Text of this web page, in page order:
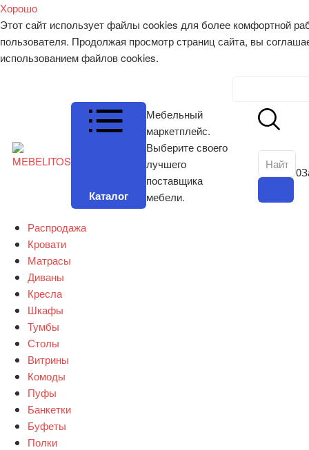
Хорошо
Этот сайт использует файлы cookies для более комфортной
пользователя. Продолжая просмотр страниц сайта, вы
использованием файлов cookies.
Каталог
Мебельный
маркетплейс.
Выберите своего
лучшего
поставщика
мебели.
0
Распродажа
Кровати
Матрасы
Диваны
Кресла
Шкафы
Тумбы
Столы
Витрины
Комоды
Пуфы
Банкетки
Буфеты
Полки